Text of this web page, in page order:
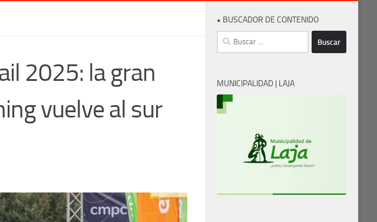
2025: la gran
vuelve al sur
• BUSCADOR DE CONTENIDO
Buscar:
MUNICIPALIDAD | LAJA